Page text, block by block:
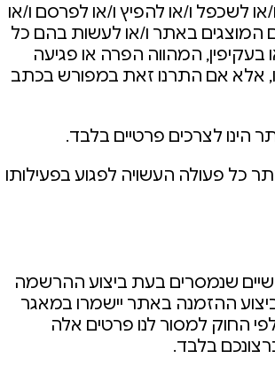
או לשכפל ו/או להפיץ ו/או לפרסם ו/או
באתר ו/או לעשות בהם כל
בעקיפין, המהווה הפרה או פגיעה
אלא אם התרנו זאת במפורש בכתב
הינו לצרכים פרטיים בלבד.
כל פעולה העשויה לפגוע בפעילותו
שנמסרים בעת ביצוע ההרשמה
ההזמנה באתר יישמרו במאגר
החוק למסור לנו פרטים אלה
בלבד.